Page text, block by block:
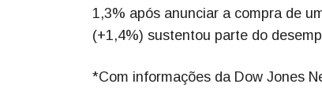
1,3% após anunciar a compra de
(+1,4%) sustentou parte do
*Com informações da Dow Jones